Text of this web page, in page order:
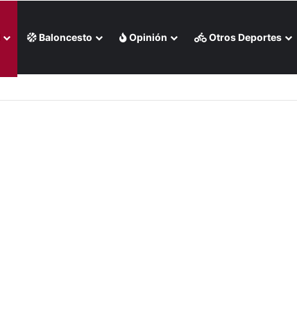
Baloncesto Opinión Otros Deportes